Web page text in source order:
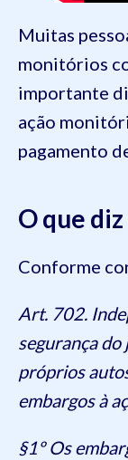
Muitas
monitórios
importante
ação
pagamento
O que
Conforme
Art. 702.
segurança do
próprios
embargos à
§1º Os